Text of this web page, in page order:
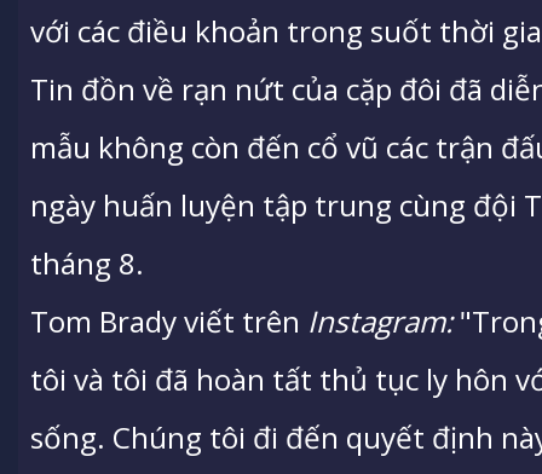
với các điều khoản trong suốt thời
Tin đồn về rạn nứt của cặp đôi đã
mẫu không còn đến cổ vũ các trận
ngày huấn luyện tập trung cùng đội
tháng 8.
Tom Brady viết trên Instagram:
tôi và tôi đã hoàn tất thủ tục ly hôn
sống. Chúng tôi đi đến quyết định